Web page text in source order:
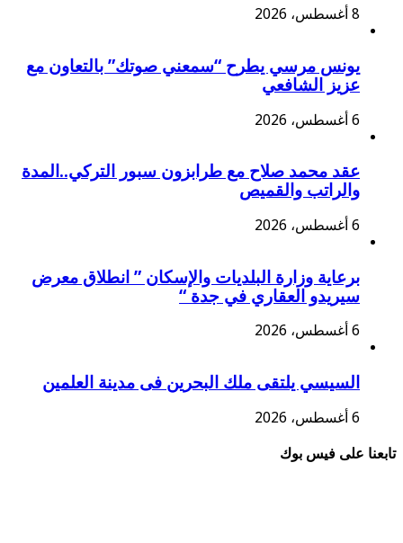
8 أغسطس، 2026
يونس مرسي يطرح “سمعني صوتك” بالتعاون مع
عزيز الشافعي
6 أغسطس، 2026
عقد محمد صلاح مع طرابزون سبور التركي..المدة
والراتب والقميص
6 أغسطس، 2026
برعاية وزارة البلديات والإسكان ” انطلاق معرض
سيريدو العقاري في جدة “
6 أغسطس، 2026
السيسي يلتقى ملك البحرين فى مدينة العلمين
6 أغسطس، 2026
تابعنا على فيس بوك